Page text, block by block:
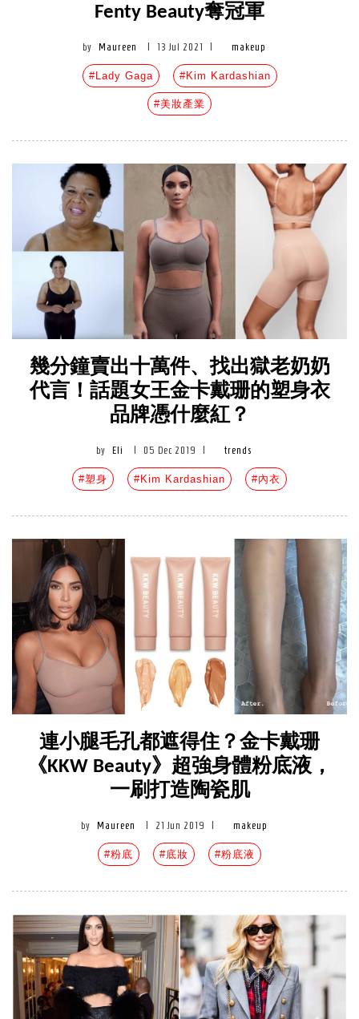
Fenty Beauty奪冠軍
by Maureen 13 Jul 2021 makeup
#Lady Gaga #Kim Kardashian
#美妝產業
幾分鐘賣出十萬件、找出獄老奶奶
代言！話題女王金卡戴珊的塑身衣
品牌憑什麼紅？
by Eli 05 Dec 2019 trends
#塑身 #Kim Kardashian #內衣
連小腿毛孔都遮得住？金卡戴珊
《KKW Beauty》超強身體粉底液，
一刷打造陶瓷肌
by Maureen 21 Jun 2019 makeup
#粉底 #底妝 #粉底液